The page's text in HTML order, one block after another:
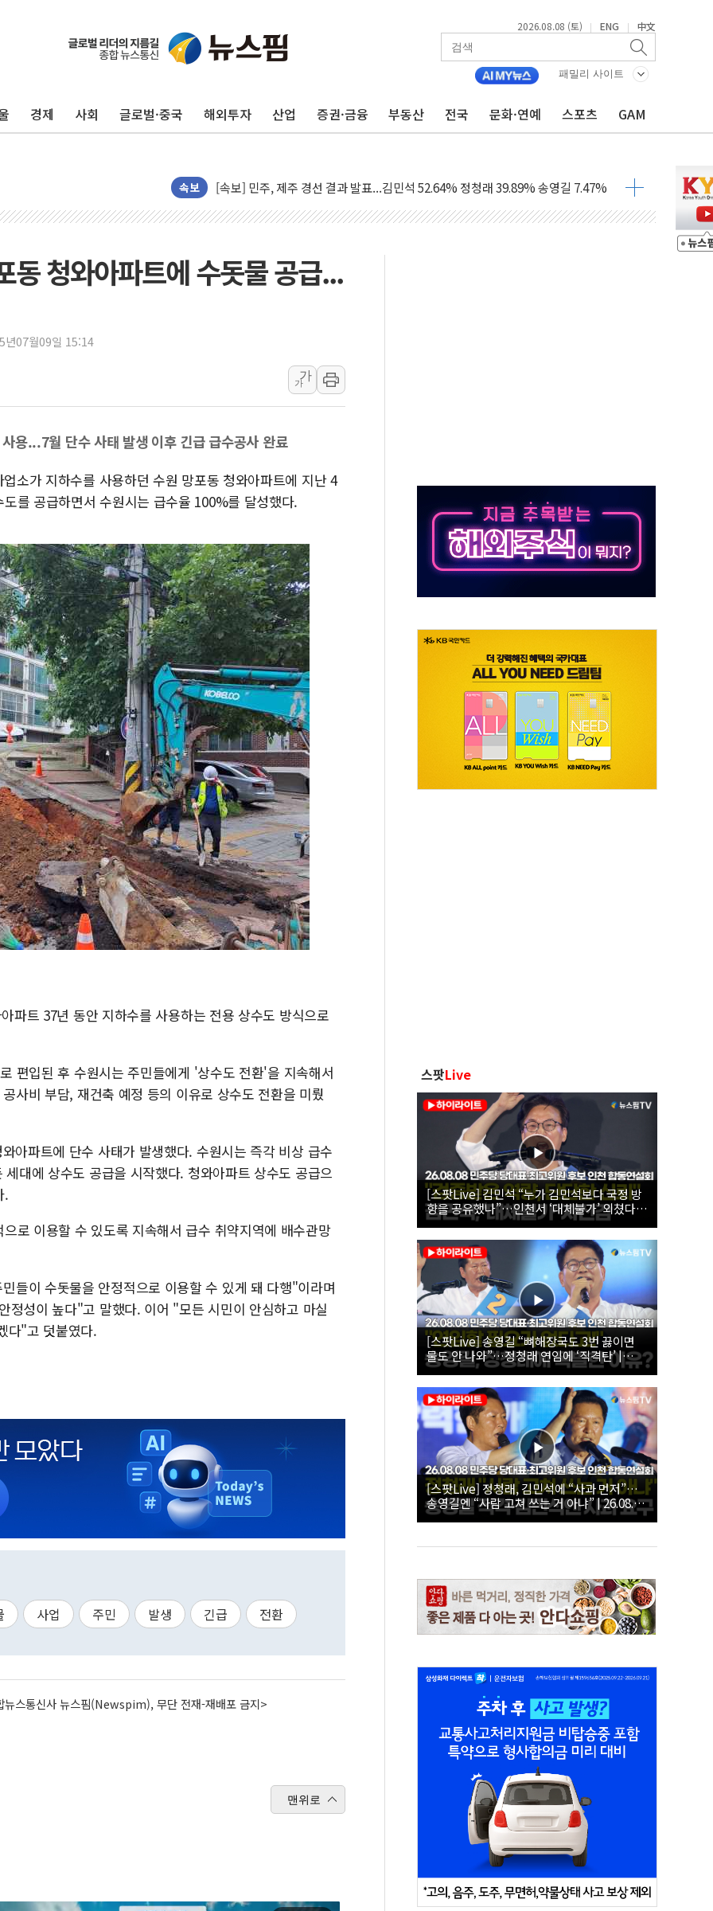
2026.08.08 (토) | ENG | 中文
패밀리 사이트
경제 사회 글로벌·중국 해외투자 산업 증권·금융 부동산 전국 문화·연예 스포츠 GAM
속보
[속보] 민주, 제주·인천 경선 결과 발표...김민석 47.75% 정청래 42.08%
[속보] 민주, 인천 경선 결과 발표...김민석 45.09% 정청래 43.27% 송영길 11.63%
이번주 국내 주요 금융일정(8.10~8.14)
美, 이란전 출구전략 만지작…공습 한계·탄약 부족 현실화
폐기물 수거하다 참변…60대 환경미화원 수거차에 치여 사망
서울 중랑구 주택가서 흉기 난동…60대 남성 2명 숨져
인천 선재도 갯벌서 해루질 중 실종 60대 나흘만에 숨진 채 발견
인천서 말다툼 중 어머니 흉기 살해 10대 아들 체포
李대통령, ISA 개편 재검토 지시…與 "적극 환영"·野 "졸속 국정"
동해중부 전 해상 풍랑주의보…10일까지 최대 3.5m 높은 물결
연일 폭염에 온열질환 사망 23명…정부, 비상대응기구 가동
中 전방위 아파트 부양, 수도 베이징도 부동산 규제 철폐
인제 용대리 계곡서 수위 상승으로 피서객 7명 고립…전원 구조
동해시, 11~14일 '별똥별 멍' 운영…페르세우스 유성우 관측
동 청와아파트에 수돗물 공급...
년07월09일 15:14
가
가
용...7월 단수 사태 발생 이후 긴급 급수공사 완료
소가 지하수를 사용하던 수원 망포동 청와아파트에 지난 4
를 공급하면서 수원시는 급수율 100%를 달성했다.
파트 37년 동안 지하수를 사용하는 전용 상수도 방식으로
편입된 후 수원시는 주민들에게 '상수도 전환'을 지속해서
사비 부담, 재건축 예정 등의 이유로 상수도 전환을 미뤘
아파트에 단수 사태가 발생했다. 수원시는 즉각 비상 급수
대에 상수도 공급을 시작했다. 청와아파트 상수도 공급으
.
로 이용할 수 있도록 지속해서 급수 취약지역에 배수관망
들이 수돗물을 안정적으로 이용할 수 있게 돼 다행"이라며
정성이 높다"고 말했다. 이어 "모든 시민이 안심하고 마실
다"고 덧붙였다.
사업 주민 발생 긴급 전환
뉴스통신사 뉴스핌(Newspim), 무단 전재-재배포 금지>
맨위로
스팟Live
[스팟Live] 김민석 “누가 김민석보다 국정 방
향을 공유했나”…인천서 ‘대체불가’ 외쳤다 |
26.08.08 더불어민주당 당대표·최고위원 후
보 인천 합동연설회
[스팟Live] 송영길 “뼈해장국도 3번 끓이면
물도 안 나와”…정청래 연임에 ‘직격탄’ |
26.08.08 더불어민주당 당대표·최고위원 후
보 인천 합동연설회
[스팟Live] 정청래, 김민석에 “사과 먼저”…
송영길엔 “사람 고쳐 쓰는 거 아냐” | 26.08.08
더불어민주당 당대표·최고위원 후보 인천 합